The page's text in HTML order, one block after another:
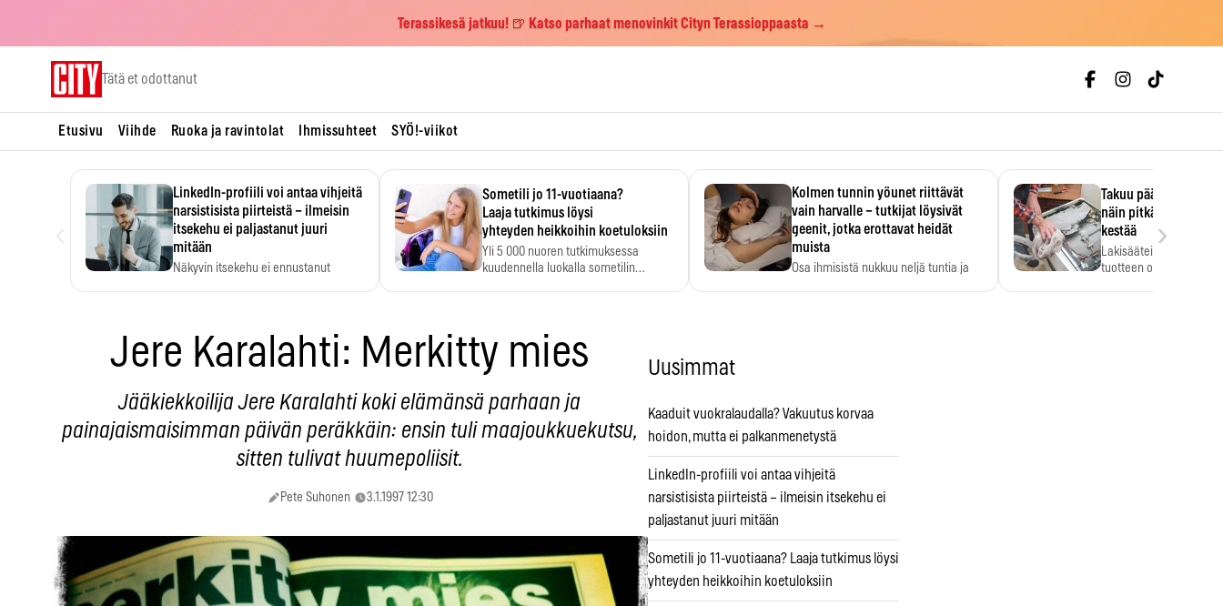
Terassikesä jatkuu! 🍺 Katso parhaat menovinkit Cityn Terassioppaasta →
Tätä et odottanut
Etusivu Viihde Ruoka ja ravintolat Ihmissuhteet SYÖ!-viikot
LinkedIn-profiili voi antaa vihjeitä
narsistisista piirteistä – ilmeisin
itsekehu ei paljastanut juuri
mitään
Näkyvin itsekehu ei ennustanut
Sometili jo 11-vuotiaana?
Laaja tutkimus löysi
yhteyden heikkoihin koetuloksiin
Yli 5 000 nuoren tutkimuksessa
kuudennella luokalla sometilin…
Kolmen tunnin yöunet riittävät
vain harvalle – tutkijat löysivät
geenit, jotka erottavat heidät
muista
Osa ihmisistä nukkuu neljä tuntia ja
Takuu päättyi,
näin pitkään
kestää
Lakisääteinen
tuotteen oletetun
›
Jere Karalahti: Merkitty mies
Jääkiekkoilija Jere Karalahti koki elämänsä parhaan ja
painajaismaisimman päivän peräkkäin: ensin tuli maajoukkuekutsu,
sitten tulivat huumepoliisit.
Pete Suhonen 3.1.1997 12:30
Uusimmat
Kaaduit vuokralaudalla? Vakuutus korvaa
hoidon, mutta ei palkanmenetystä
LinkedIn-profiili voi antaa vihjeitä
narsistisista piirteistä – ilmeisin itsekehu ei
paljastanut juuri mitään
Sometili jo 11-vuotiaana? Laaja tutkimus löysi
yhteyden heikkoihin koetuloksiin